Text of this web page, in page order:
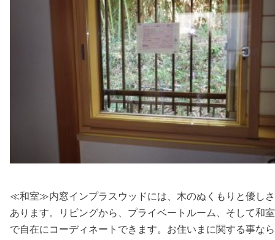
≪和室≫内窓インプラスウッドには、木のぬくもりと優し
あります。リビングから、プライベートルーム、そして和
で自在にコーディネートできます。お住いまに関する事な